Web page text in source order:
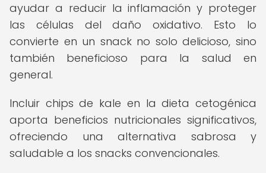
ayudar a reducir la inflamación y proteger
las células del daño oxidativo. Esto lo
convierte en un snack no solo delicioso, sino
también beneficioso para la salud en
general.
Incluir chips de kale en la dieta cetogénica
aporta beneficios nutricionales significativos,
ofreciendo una alternativa sabrosa y
saludable a los snacks convencionales.